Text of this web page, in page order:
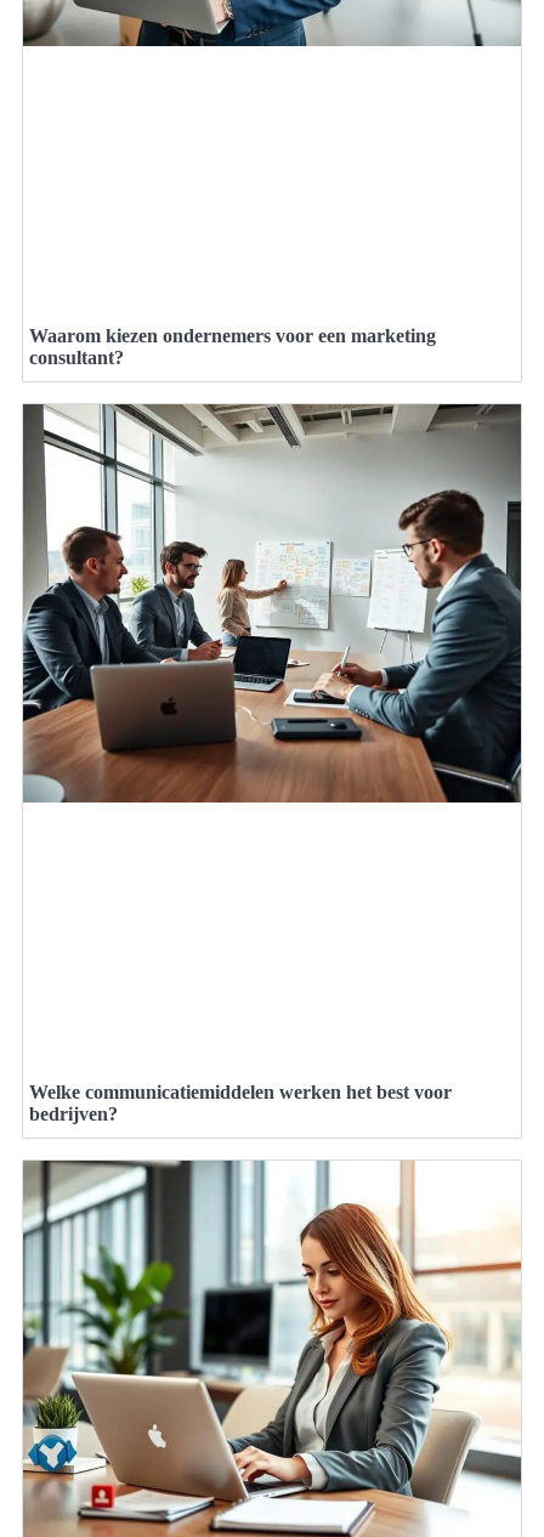
Waarom kiezen ondernemers voor een marketing
consultant?
Welke communicatiemiddelen werken het best voor
bedrijven?